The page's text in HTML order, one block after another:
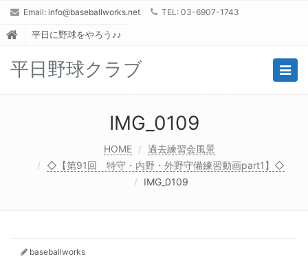
Email: info@baseballworks.net TEL: 03-6907-1743
平日に野球をやろう♪♪
平日野球クラブ
IMG_0109
HOME
過去練習会風景
◇【第91回 特守・内野・外野守備練習動画part1】◇
IMG_0109
baseballworks